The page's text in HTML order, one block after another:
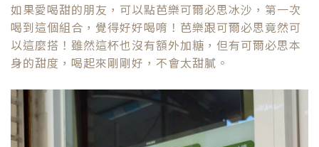
如果愛喝甜的朋友，可以點芭樂可爾必思冰沙，第一次
喝到這個組合，覺得好好喝唷！芭樂跟可爾必思竟然可
以這麼搭！雖然這杯也沒有額外加糖，但有可爾必思本
身的甜度，喝起來剛剛好，不會太甜膩。